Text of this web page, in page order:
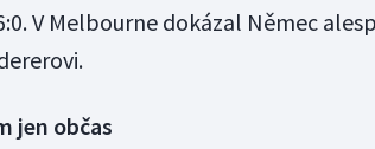
V Melbourne dokázal Němec
jen občas